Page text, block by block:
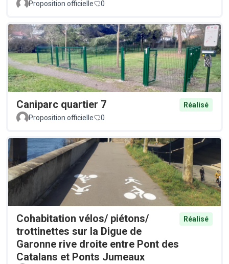
Proposition officielle 0
Caniparc quartier 7
Réalisé
Proposition officielle
0
Cohabitation vélos/ piétons/
trottinettes sur la Digue de
Garonne rive droite entre Pont des
Catalans et Ponts Jumeaux
Réalisé